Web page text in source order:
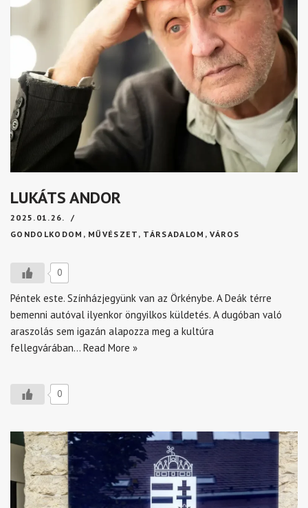
LUKÁTS ANDOR
2025.01.26.
GONDOLKODOM , MŰVÉSZET , TÁRSADALOM ,VÁROS
0
Péntek este. Színházjegyünk van az Örkénybe. A Deák térre
bemenni autóval ilyenkor öngyilkos küldetés. A dugóban való
araszolás sem igazán alapozza meg a kultúra
fellegvárában… Read More »
0